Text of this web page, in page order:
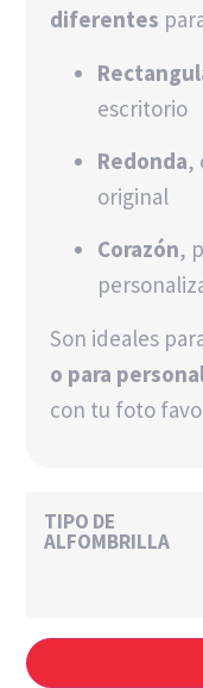
diferentes
escritorio
Redonda,
original
Corazón,
Son ideales
o para
con tu foto
TIPO DE
ALFOMBRILLA